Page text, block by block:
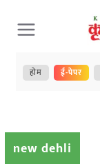
Skip
to
content
होम ई-पेपर
new dehli